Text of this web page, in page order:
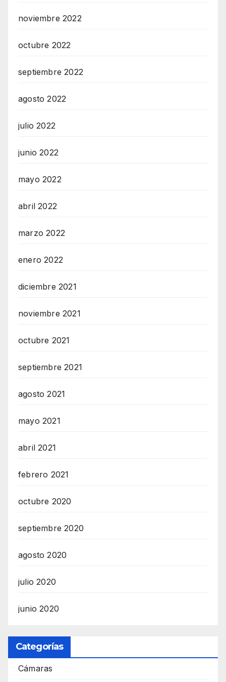
noviembre 2022
octubre 2022
septiembre 2022
agosto 2022
julio 2022
junio 2022
mayo 2022
abril 2022
marzo 2022
enero 2022
diciembre 2021
noviembre 2021
octubre 2021
septiembre 2021
agosto 2021
mayo 2021
abril 2021
febrero 2021
octubre 2020
septiembre 2020
agosto 2020
julio 2020
junio 2020
Categorías
Cámaras